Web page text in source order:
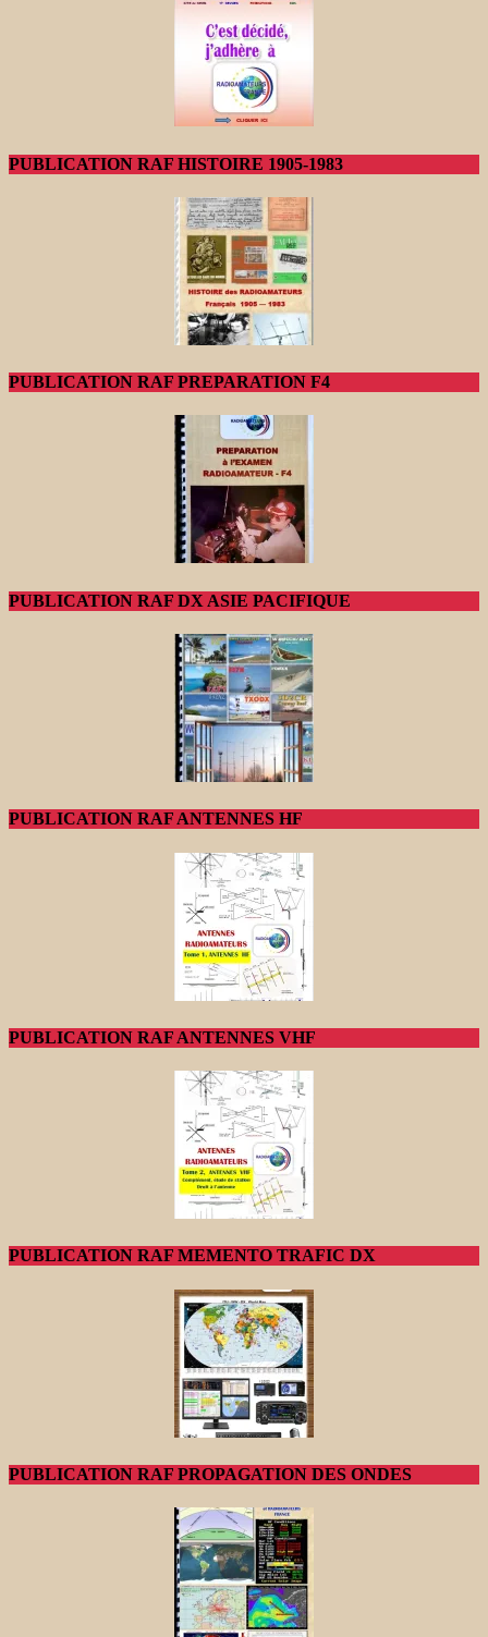
PUBLICATION RAF HISTOIRE 1905-1983
PUBLICATION RAF PREPARATION F4
PUBLICATION RAF DX ASIE PACIFIQUE
PUBLICATION RAF ANTENNES HF
PUBLICATION RAF ANTENNES VHF
PUBLICATION RAF MEMENTO TRAFIC DX
PUBLICATION RAF PROPAGATION DES ONDES